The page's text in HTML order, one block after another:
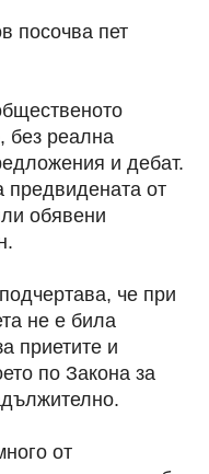
посочва пет
без реална
и дебат.
предвидената от
обявени
че при
не е била
приетите и
по Закона за
от